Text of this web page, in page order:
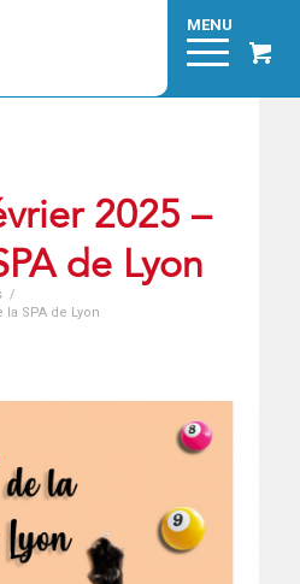
2025 –
de Lyon
/
SPA de Lyon